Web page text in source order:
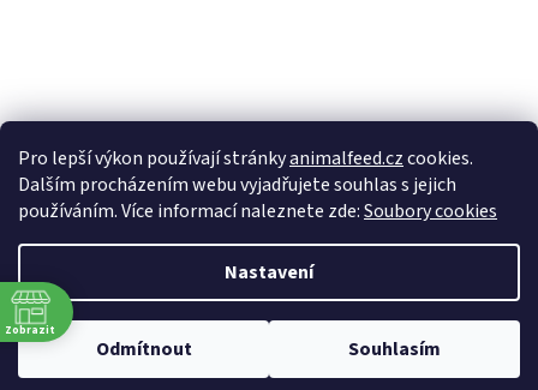
Pro lepší výkon používají stránkyanimalfeed.czcookies.
Dalším procházením webu vyjadřujete souhlas s jejich
používáním. Více informací naleznete zde:Soubory cookies
Nastavení
Odmítnout Souhlasím
Sledovat na Instagramu
Vytvořil Shoptet
Copyright 2026AnimalFeed.cz . Všechna práva vyhrazena.
Zobrazit